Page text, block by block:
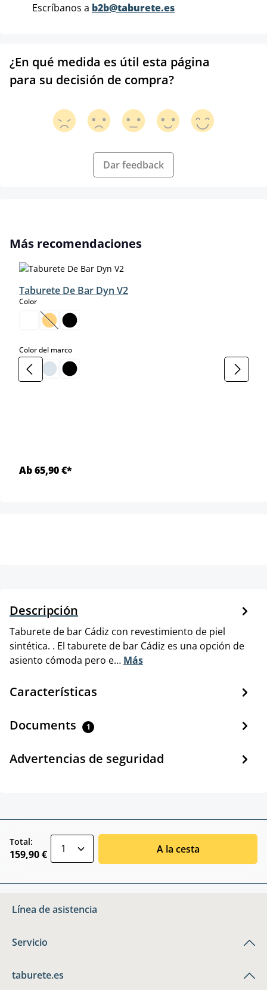
Escríbanos a b2b@taburete.es
¿En qué medida es útil esta página
para su decisión de compra?
Dar feedback
Omitir la galería de productos
Más recomendaciones
Taburete De Bar Dyn V2
Colorselect
(Esta opción no está disponible en este momento.)
Color del marcoselect
Ab 65,90 €*
Descripción
Taburete de bar Cádiz con revestimiento de piel
sintética. . El taburete de bar Cádiz es una opción de
asiento cómoda pero e… Más
Características
Documents 1
Advertencias de seguridad
Total:
159,90 € A la cesta
Línea de asistencia
Servicio
taburete.es